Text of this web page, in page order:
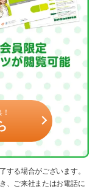
る場合がございます。
、ご来社またはお電話に